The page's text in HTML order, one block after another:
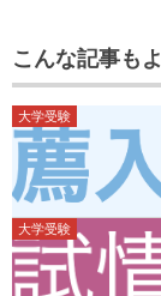
こんな記事も
大学受験
大学受験